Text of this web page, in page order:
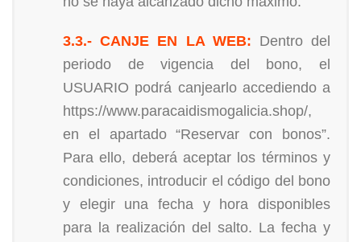
3.3.- CANJE EN LA WEB: Dentro del
periodo de vigencia del bono, el
USUARIO podrá canjearlo accediendo a
https://www.paracaidismogalicia.shop/,
en el apartado “Reservar con bonos”.
Para ello, deberá aceptar los términos y
condiciones, introducir el código del bono
y elegir una fecha y hora disponibles
para la realización del salto. La fecha y